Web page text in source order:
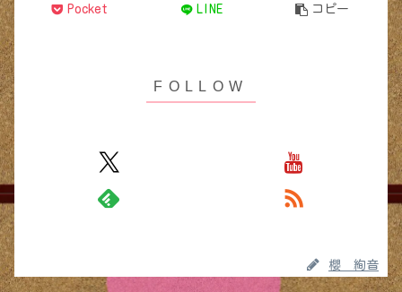
Pocket LINE コピー
櫻 絢音